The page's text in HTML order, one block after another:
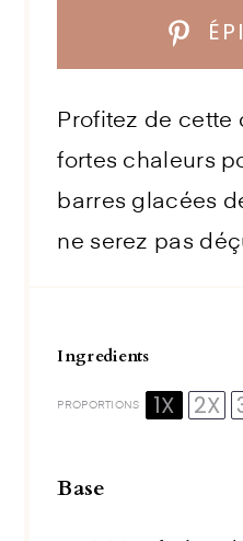
Profitez de cette
fortes chaleurs
barres glacées
ne serez pas
Ingredients
PROPORTIONS 1X 2X
Base